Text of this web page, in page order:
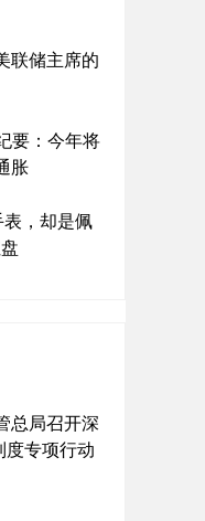
联储主席的
要：今年将
胀
表，却是佩
总局召开深
度专项行动